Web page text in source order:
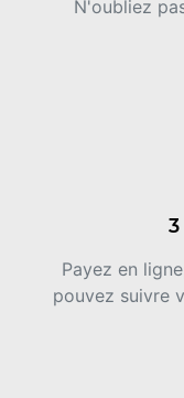
N'oubliez
Payez en
pouvez suivre